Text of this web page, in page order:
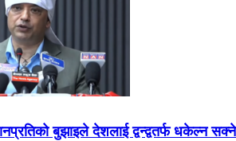
बुझाइले देशलाई द्वन्द्वतर्फ धकेल्न